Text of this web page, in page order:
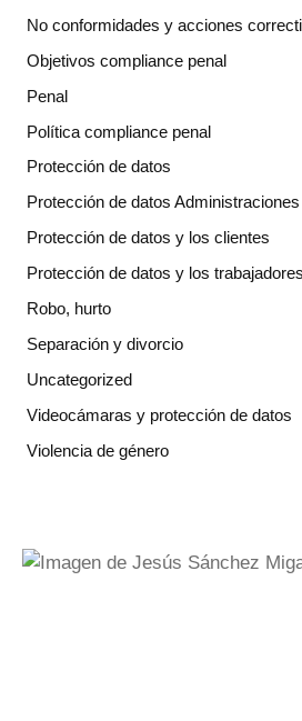
No conformidades y acciones
Objetivos compliance penal
Penal
Política compliance penal
Protección de datos
Protección de datos
Protección de datos y los clientes
Protección de datos y los trabajadores
Robo, hurto
Separación y divorcio
Uncategorized
Videocámaras y protección de datos
Violencia de género